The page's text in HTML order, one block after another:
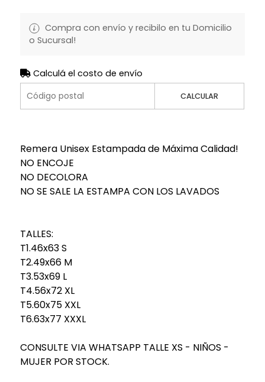
Compra con envío y recibilo en tu Domicilio
o Sucursal!
Calculá el costo de envío
CALCULAR
Remera Unisex Estampada de Máxima Calidad!
NO ENCOJE
NO DECOLORA
NO SE SALE LA ESTAMPA CON LOS LAVADOS
TALLES:
T1.46x63 S
T2.49x66 M
T3.53x69 L
T4.56x72 XL
T5.60x75 XXL
T6.63x77 XXXL
CONSULTE VIA WHATSAPP TALLE XS - NIÑOS -
MUJER POR STOCK.